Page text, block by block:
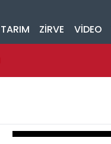
TARIM ZİRVE VİDEO